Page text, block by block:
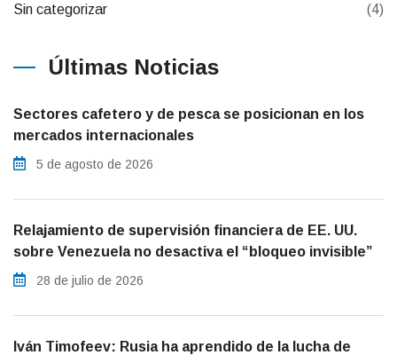
Sin categorizar (4)
Últimas Noticias
Sectores cafetero y de pesca se posicionan en los
mercados internacionales
5 de agosto de 2026
Relajamiento de supervisión financiera de EE. UU.
sobre Venezuela no desactiva el “bloqueo invisible”
28 de julio de 2026
Iván Timofeev: Rusia ha aprendido de la lucha de